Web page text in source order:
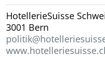
HotellerieSuisse
3001 Bern